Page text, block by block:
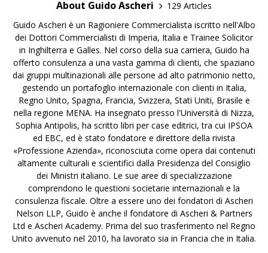
About Guido Ascheri
129 Articles
Guido Ascheri è un Ragioniere Commercialista iscritto nell'Albo
dei Dottori Commercialisti di Imperia, Italia e Trainee Solicitor
in Inghilterra e Galles. Nel corso della sua carriera, Guido ha
offerto consulenza a una vasta gamma di clienti, che spaziano
dai gruppi multinazionali alle persone ad alto patrimonio netto,
gestendo un portafoglio internazionale con clienti in Italia,
Regno Unito, Spagna, Francia, Svizzera, Stati Uniti, Brasile e
nella regione MENA. Ha insegnato presso l'Università di Nizza,
Sophia Antipolis, ha scritto libri per case editrici, tra cui IPSOA
ed EBC, ed è stato fondatore e direttore della rivista
«Professione Azienda», riconosciuta come opera dai contenuti
altamente culturali e scientifici dalla Presidenza del Consiglio
dei Ministri italiano. Le sue aree di specializzazione
comprendono le questioni societarie internazionali e la
consulenza fiscale. Oltre a essere uno dei fondatori di Ascheri
Nelson LLP, Guido è anche il fondatore di Ascheri & Partners
Ltd e Ascheri Academy. Prima del suo trasferimento nel Regno
Unito avvenuto nel 2010, ha lavorato sia in Francia che in Italia.